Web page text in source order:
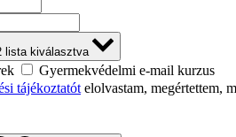
lista kiválasztva
Gyermekvédelmi e-mail kurzus
tájékoztatót elolvastam, megértettem,